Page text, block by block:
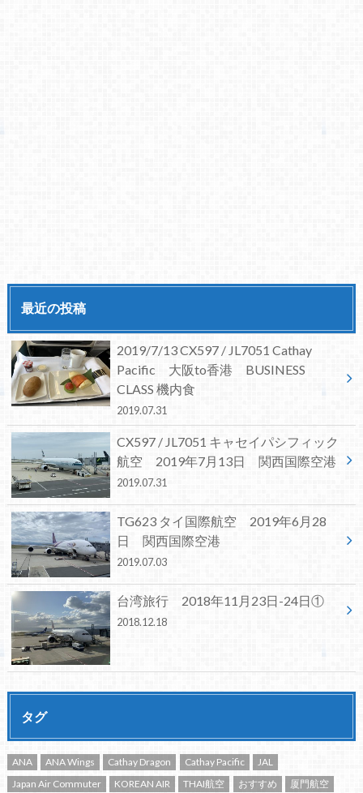
最近の投稿
2019/7/13 CX597 / JL7051 Cathay
Pacific 大阪to香港 BUSINESS
CLASS 機内食
2019.07.31
CX597 / JL7051 キャセイパシフィック
航空 2019年7月13日 関西国際空港
2019.07.31
TG623 タイ国際航空 2019年6月28
日 関西国際空港
2019.07.03
台湾旅行 2018年11月23日-24日①
2018.12.18
タグ
ANA ANA Wings Cathay Dragon Cathay Pacific
JAL
Japan Air Commuter
KOREAN AIR THAI航空 おすすめ 厦門航空